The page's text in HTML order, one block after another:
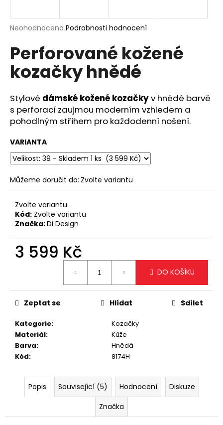
Průměrné
produktu
je
0,0
hvězdiček.
Neohodnoceno Podrobnosti hodnocení
Perforované kožené
kozačky hnědé
Stylové dámské kožené kozačkyv hnědé barvě
s perforací zaujmou moderním vzhledem a
pohodlným střihem pro každodenní nošení.
VARIANTA
Můžeme doručit do: Zvolte variantu
Zvolte variantu
Kód: Zvolte variantu
Značka:Di Design
3 599 Kč
DO KOŠÍKU
Kategorie:
Kozačky
Materiál:
Kůže
Barva:
Hnědá
Kód: 8174H
Zeptat se Hlídat Sdílet
Popis Související (5) Hodnocení
Diskuze
Značka
j
t
?
HLEDAT
D
p
o
u
č
u
e
KRÉMOVÁ
KABELKA
NA
RAMENO
SE
ZLATÝM